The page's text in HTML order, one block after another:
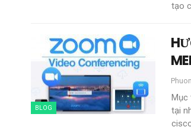
tạo
BLOG
Mục
tại